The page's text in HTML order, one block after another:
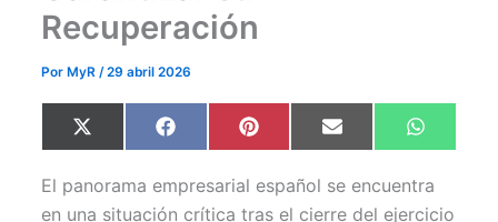
Recuperación
Por MyR/29 abril 2026
Compartir
en
X
(
w
i
t
Compartir
en
F
a
e
b
o
Compartir
en
P
i
t
e
r
Compartir
en
E
m
i
l
en
W
h
t
s
A
El panorama empresarial español se encuentra
en una situación crítica tras el cierre del ejercicio